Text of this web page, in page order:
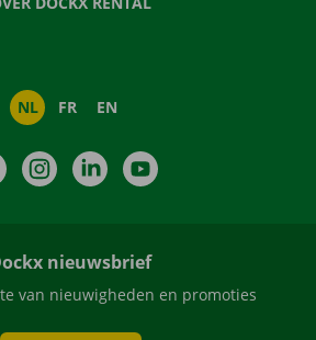
NL FR EN
FacebookInstagramLinkedIn
nieuwsbrief
van nieuwigheden en promoties